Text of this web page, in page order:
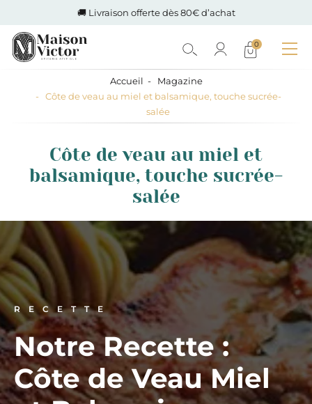
🚚 Livraison offerte dès 80€ d’achat
0
Accueil
Magazine
Côte de veau au miel et balsamique, touche sucrée-
salée
Côte de veau au miel et
balsamique, touche sucrée-
salée
RECETTE
Notre Recette :
Côte de Veau Miel